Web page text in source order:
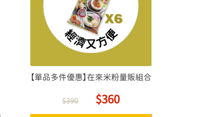
【單品多件優惠】在來米粉量販組合
$390 $360